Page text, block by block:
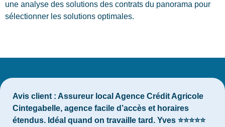
une analyse des solutions des contrats du panorama pour
sélectionner les solutions optimales.
Avis client : Assureur local Agence Crédit Agricole
Cintegabelle, agence facile d’accès et horaires
étendus. Idéal quand on travaille tard. Yves ⭐⭐⭐⭐⭐